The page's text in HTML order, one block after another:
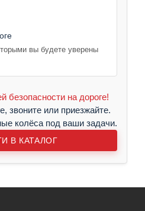
вы будете уверены
безопасности на дороге!
звоните или приезжайте.
колёса под ваши задачи.
В КАТАЛОГ